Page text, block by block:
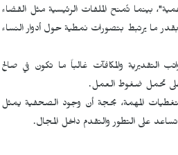
بينما تُمنح الملفات الرئيسية مثل القضاء
بقدر ما يرتبط بتصورات نمطية حول أدوار النساء
والمكافآت غالباً ما تكون في صالح
على تحمل ضغوط العمل.
المهمة، بحجة أن وجود الصحفية يمثل
على التطور والتقدم داخل المجال.